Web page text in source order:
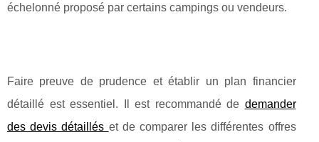
échelonné proposé par certains campings ou vendeurs.
Faire preuve de prudence et établir un plan financier
détaillé est essentiel. Il est recommandé de demander
des devis détaillés et de comparer les différentes offres